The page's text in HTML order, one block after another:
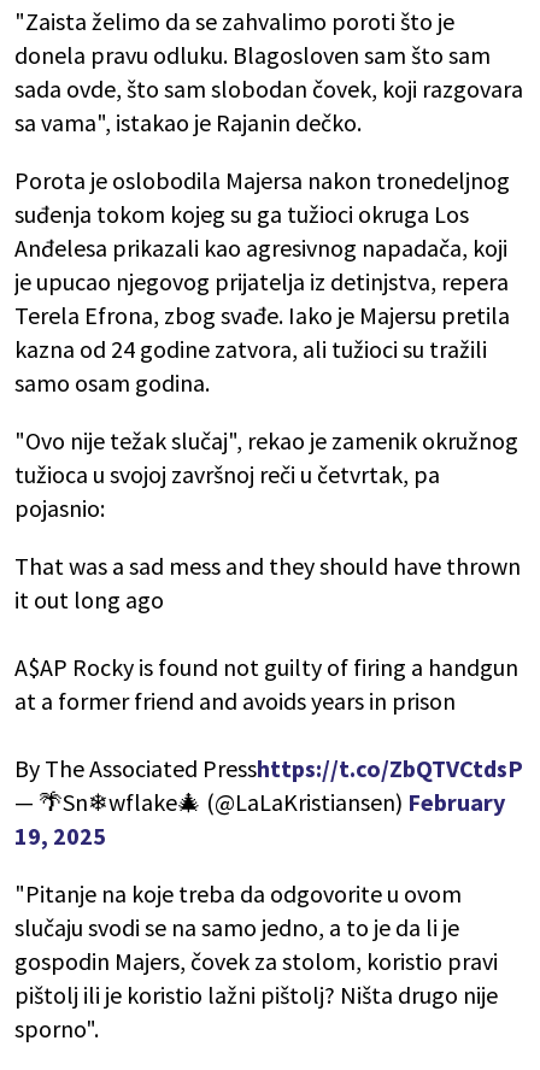
"Zaista želimo da se zahvalimo poroti što je
donela pravu odluku. Blagosloven sam što sam
sada ovde, što sam slobodan čovek, koji razgovara
sa vama", istakao je Rajanin dečko.
Porota je oslobodila Majersa nakon tronedeljnog
suđenja tokom kojeg su ga tužioci okruga Los
Anđelesa prikazali kao agresivnog napadača, koji
je upucao njegovog prijatelja iz detinjstva, repera
Terela Efrona, zbog svađe. Iako je Majersu pretila
kazna od 24 godine zatvora, ali tužioci su tražili
samo osam godina.
"Ovo nije težak slučaj", rekao je zamenik okružnog
tužioca u svojoj završnoj reči u četvrtak, pa
pojasnio:
That was a sad mess and they should have thrown
it out long ago
A$AP Rocky is found not guilty of firing a handgun
at a former friend and avoids years in prison
By The Associated Presshttps://t.co/ZbQTVCtdsP
— 🌴Sn❄wflake🎄 (@LaLaKristiansen) February
19, 2025
"Pitanje na koje treba da odgovorite u ovom
slučaju svodi se na samo jedno, a to je da li je
gospodin Majers, čovek za stolom, koristio pravi
pištolj ili je koristio lažni pištolj? Ništa drugo nije
sporno".